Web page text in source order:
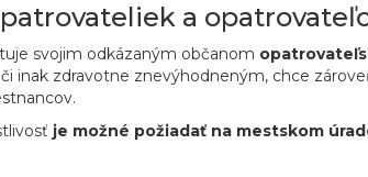
a
svojim odkázaným občanom
inak zdravotne znevýhodneným, chce
je možné požiadať na mestskom